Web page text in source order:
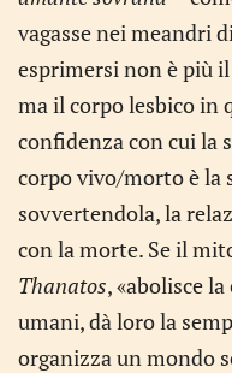
vagasse nei meandri
esprimersi non è più
ma il corpo lesbico in
confidenza con cui la
corpo vivo/morto è la
sovvertendola, la
con la morte. Se il
Thanatos, «abolisce
umani, dà loro la
organizza un mondo